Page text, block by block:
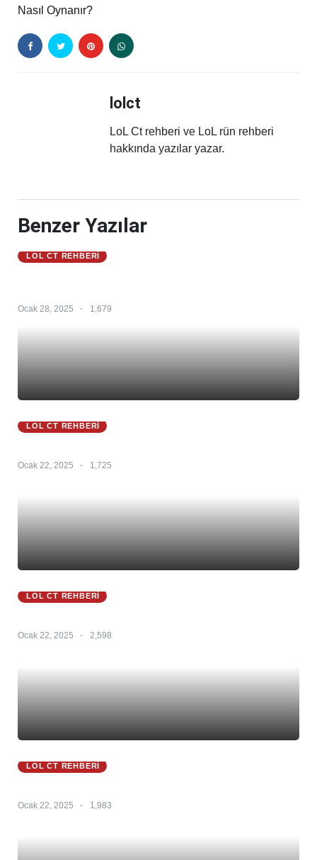
Nasıl Oynanır?
lolct
LoL Ct rehberi ve LoL rün rehberi
hakkında yazılar yazar.
Benzer Yazılar
LOL CT REHBERI
Ocak 28, 2025 1,679
LOL CT REHBERI
Ocak 22, 2025 1,725
LOL CT REHBERI
Ocak 22, 2025 2,598
LOL CT REHBERI
Ocak 22, 2025 1,983